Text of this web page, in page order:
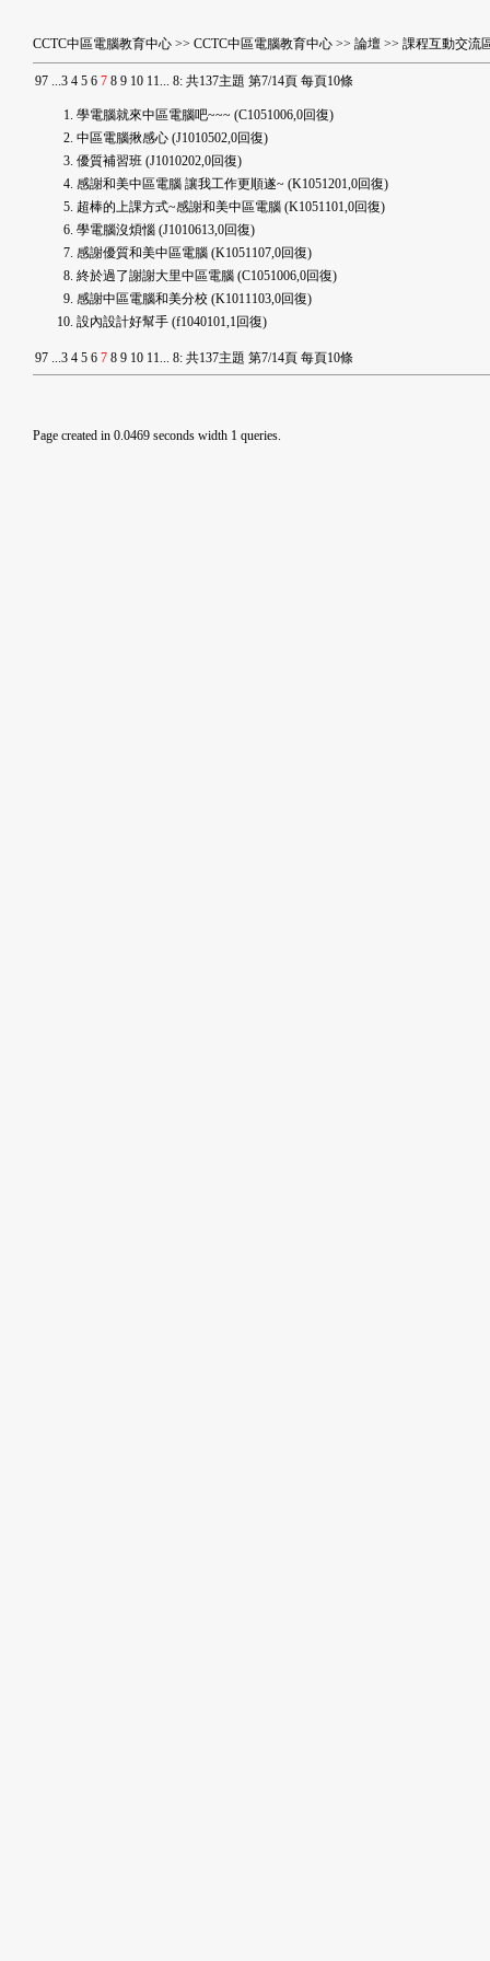
CCTC中區電腦教育中心 >> CCTC中區電腦教育中心 >> 論壇 >> 課程互動交流
97 ...3 4 5 6 7 8 9 10 11... 8: 共137主題 第7/14頁 每頁10條
學電腦就來中區電腦吧~~~ (C1051006,0回復)
中區電腦揪感心 (J1010502,0回復)
優質補習班 (J1010202,0回復)
感謝和美中區電腦 讓我工作更順遂~ (K1051201,0回復)
超棒的上課方式~感謝和美中區電腦 (K1051101,0回復)
學電腦沒煩惱 (J1010613,0回復)
感謝優質和美中區電腦 (K1051107,0回復)
終於過了謝謝大里中區電腦 (C1051006,0回復)
感謝中區電腦和美分校 (K1011103,0回復)
設內設計好幫手 (f1040101,1回復)
97 ...3 4 5 6 7 8 9 10 11... 8: 共137主題 第7/14頁 每頁10條
Page created in 0.0469 seconds width 1 queries.